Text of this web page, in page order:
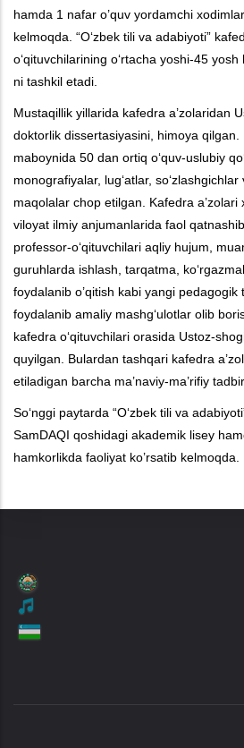
hamda 1 nafar o’quv yordamchi
kelmoqda. “Oʻzbek tili va adabiyoti”
oʻqituvchilarining oʻrtacha yoshi-45
ni tashkil etadi.
Mustaqillik yillarida kafedra a’zolaridan
doktorlik dissertasiyasini, himoya qilgan.
maboynida 50 dan ortiq oʻquv-uslubiy
monografiyalar, lugʻatlar,
maqolalar chop etilgan. Kafedra a’zolari
viloyat ilmiy anjumanlarida faol
professor-oʻqituvchilari aqliy hujum,
guruhlarda ishlash, tarqatma,
foydalanib o’qitish kabi yangi pedagogik
foydalanib amaliy mashgʻulotlar olib
kafedra oʻqituvchilari orasida Ustoz-
quyilgan. Bulardan tashqari kafedra
etiladigan barcha ma’naviy-ma’rifiy
Soʻnggi paytarda “Oʻzbek tili va
SamDAQI qoshidagi akademik lisey
hamkorlikda faoliyat ko’rsatib kelmoqda.